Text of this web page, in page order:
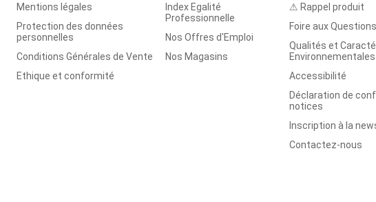
Mentions légales
Protection des données
personnelles
Conditions Générales de Vente
Ethique et conformité
Index Egalité
Professionnelle
Nos Offres d'Emploi
Nos Magasins
⚠ Rappel produit
Foire aux
Qualités et
Environnementales
Accessibilité
Déclaration de
notices
Inscription à la
Contactez-nous